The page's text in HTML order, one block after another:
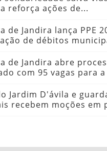
reforça ações de...
de Jandira lança PPE
de débitos
de Jandira abre
com 95 vagas para a
Jardim D'ávila e
recebem moções em